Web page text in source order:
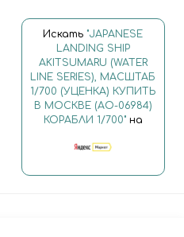
Искать "JAPANESE
LANDING SHIP
AKITSUMARU (WATER
LINE SERIES), МАСШТАБ
1/700 (УЦЕНКА) КУПИТЬ
В МОСКВЕ (AO-06984)
КОРАБЛИ 1/700"на